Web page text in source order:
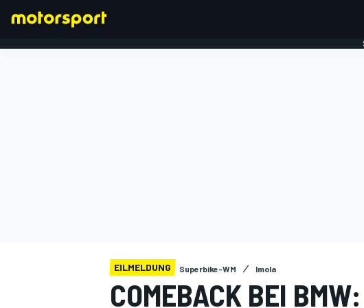
EILMELDUNG Superbike-WM Imola
COMEBACK BEI